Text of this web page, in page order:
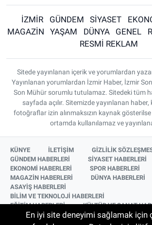
İZMİR GÜNDEM SİYASET
MAGAZİN
YAŞAM DÜNYA GENEL
RESMİ REKLAM
Sitede yayınlanan içerik ve yorumlardan
Yayınlanan yorumlardan İzmir Haber, İzmir
Son Mühür sorumlu tutulamaz. Sitedeki tüm
sayfada açılır. Sitemizde yayınlanan haber,
fotoğraflar izin alınmaksızın kaynak
ortamda kullanılamaz ve
KÜNYE İLETİŞİM
GİZLİLİK
GÜNDEM HABERLERİ
SİYASET HABERLERİ
EKONOMİ HABERLERİ
SPOR HABERLERİ
MAGAZİN HABERLERİ
DÜNYA HABERLERİ
ASAYİŞ HABERLERİ
BİLİM VE TEKNOLOJİ HABERLERİ
EĞİTİM HABERLERİ
KÜLTÜR VE SANAT
SAĞLIK HABERLERİ
YAŞAM HABERLERİ
En iyi site deneyimi sağlamak için